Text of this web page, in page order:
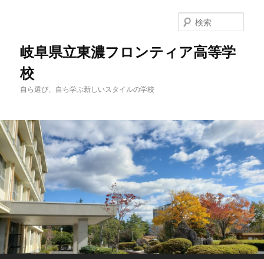
岐阜県立東濃フロンティア高等学
校
自ら選び、自ら学ぶ新しいスタイルの学校
索